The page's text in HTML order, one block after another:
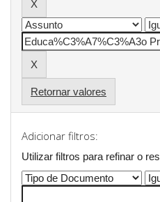
Retornar valores
Adicionar filtros:
Utilizar filtros para refinar o